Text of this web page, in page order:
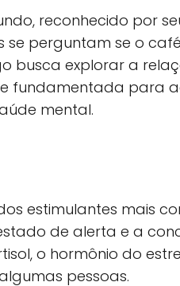
reconhecido por
se perguntam se o
busca explorar a
fundamentada para
mental.
estimulantes mais
de alerta e a
o hormônio do
pessoas.